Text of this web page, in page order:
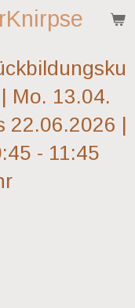
Mo. 13.04.
22.06.2026 |
- 11:45